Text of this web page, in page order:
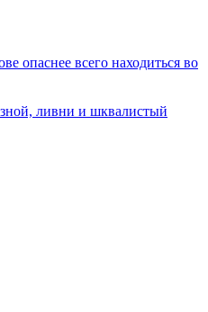
опаснее всего находиться во
ливни и шквалистый